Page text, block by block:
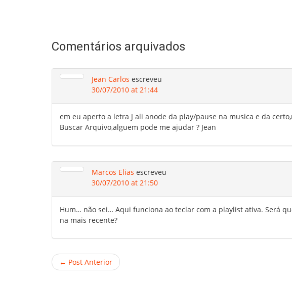
Comentários arquivados
Jean Carlos escreveu
30/07/2010 at 21:44
em eu aperto a letra J ali anode da play/pause na musica e da
Buscar Arquivo,alguem pode me ajudar ? Jean
Marcos Elias escreveu
30/07/2010 at 21:50
Hum… não sei… Aqui funciona ao teclar com a playlist ativa. Será
na mais recente?
← Post Anterior